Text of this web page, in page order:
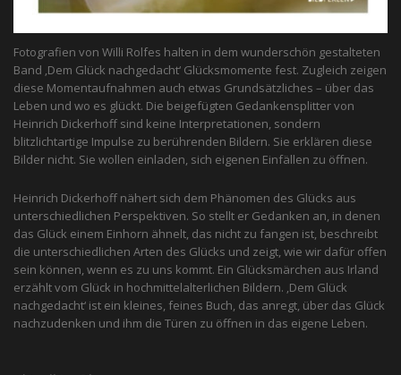
Fotografien von Willi Rolfes halten in dem wunderschön gestalteten
Band ‚Dem Glück nachgedacht‘ Glücksmomente fest. Zugleich zeigen
diese Momentaufnahmen auch etwas Grundsätzliches – über das
Leben und wo es glückt. Die beigefügten Gedankensplitter von
Heinrich Dickerhoff sind keine Interpretationen, sondern
blitzlichtartige Impulse zu berührenden Bildern. Sie erklären diese
Bilder nicht. Sie wollen einladen, sich eigenen Einfällen zu öffnen.
Heinrich Dickerhoff nähert sich dem Phänomen des Glücks aus
unterschiedlichen Perspektiven. So stellt er Gedanken an, in denen
das Glück einem Einhorn ähnelt, das nicht zu fangen ist, beschreibt
die unterschiedlichen Arten des Glücks und zeigt, wie wir dafür offen
sein können, wenn es zu uns kommt. Ein Glücksmärchen aus Irland
erzählt vom Glück in hochmittelalterlichen Bildern. ‚Dem Glück
nachgedacht‘ ist ein kleines, feines Buch, das anregt, über das Glück
nachzudenken und ihm die Türen zu öffnen in das eigene Leben.